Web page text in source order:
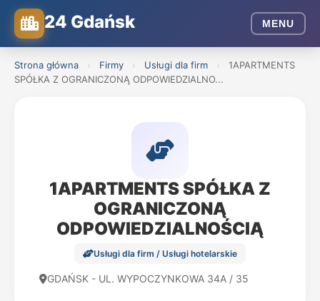
24 Gdańsk MENU
Strona główna › Firmy › Usługi dla firm ›
1APARTMENTS
SPÓŁKA Z OGRANICZONĄ ODPOWIEDZIALNO...
1APARTMENTS SPÓŁKA Z
OGRANICZONĄ
ODPOWIEDZIALNOŚCIĄ
Usługi dla firm / Usługi hotelarskie
GDAŃSK - UL. WYPOCZYNKOWA 34A / 35